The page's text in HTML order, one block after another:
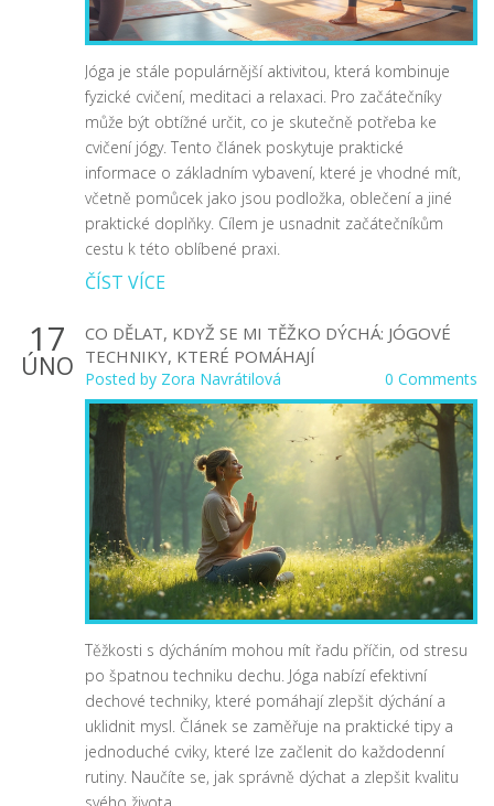
Jóga je stále populárnější aktivitou, která kombinuje
fyzické cvičení, meditaci a relaxaci. Pro začátečníky
může být obtížné určit, co je skutečně potřeba ke
cvičení jógy. Tento článek poskytuje praktické
informace o základním vybavení, které je vhodné mít,
včetně pomůcek jako jsou podložka, oblečení a jiné
praktické doplňky. Cílem je usnadnit začátečníkům
cestu k této oblíbené praxi.
ČÍST VÍCE
17
ÚNO
CO DĚLAT, KDYŽ SE MI TĚŽKO DÝCHÁ: JÓGOVÉ
TECHNIKY, KTERÉ POMÁHAJÍ
Posted by Zora Navrátilová 0 Comments
Těžkosti s dýcháním mohou mít řadu příčin, od stresu
po špatnou techniku dechu. Jóga nabízí efektivní
dechové techniky, které pomáhají zlepšit dýchání a
uklidnit mysl. Článek se zaměřuje na praktické tipy a
jednoduché cviky, které lze začlenit do každodenní
rutiny. Naučíte se, jak správně dýchat a zlepšit kvalitu